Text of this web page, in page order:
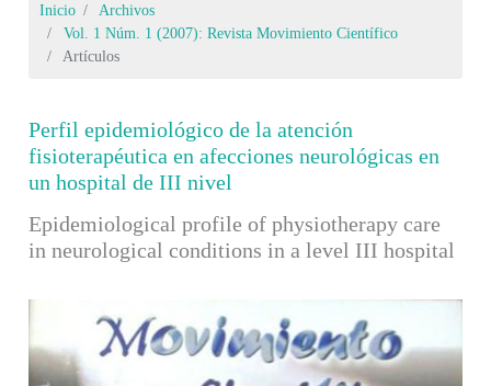
Inicio
Archivos
Vol. 1 Núm. 1 (2007): Revista Movimiento Científico
Artículos
Perfil epidemiológico de la atención
fisioterapéutica en afecciones neurológicas en
un hospital de III nivel
Epidemiological profile of physiotherapy care
in neurological conditions in a level III hospital
Barra lateral del artículo